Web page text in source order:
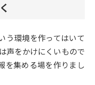
う環境を作ってはいて
声をかけにくいもので
を集める場を作りまし